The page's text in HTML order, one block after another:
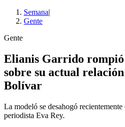
Semana|
Gente
Gente
Elianis Garrido rompió
sobre su actual
Bolívar
La modeló se desahogó
periodista Eva Rey.